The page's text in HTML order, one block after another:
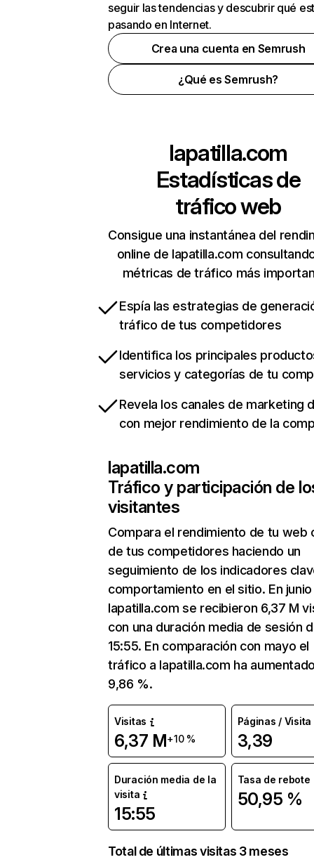
seguir las tendencias y descubrir qué
pasando en Internet.
Crea una cuenta en Semrush
¿Qué es Semrush?
lapatilla.com
Estadísticas de
tráfico web
Consigue una instantánea del
online de lapatilla.com
métricas de tráfico más
Espía las estrategias de
tráfico de tus competidores
Identifica los principales
servicios y categorías de tu
Revela los canales de marketing
con mejor rendimiento de la
lapatilla.com
Tráfico y participación de
visitantes
Compara el rendimiento de tu web
de tus competidores haciendo un
seguimiento de los indicadores
comportamiento en el sitio. En junio
lapatilla.com se recibieron 6,37 M
con una duración media de sesión
15:55. En comparación con mayo el
tráfico a lapatilla.com ha
9,86 %.
Visitas
6,37 M+10 %
Páginas / Visita
3,39
Duración media de la
visita
15:55
Tasa de rebote
50,95 %
Total de últimas visitas 3 meses